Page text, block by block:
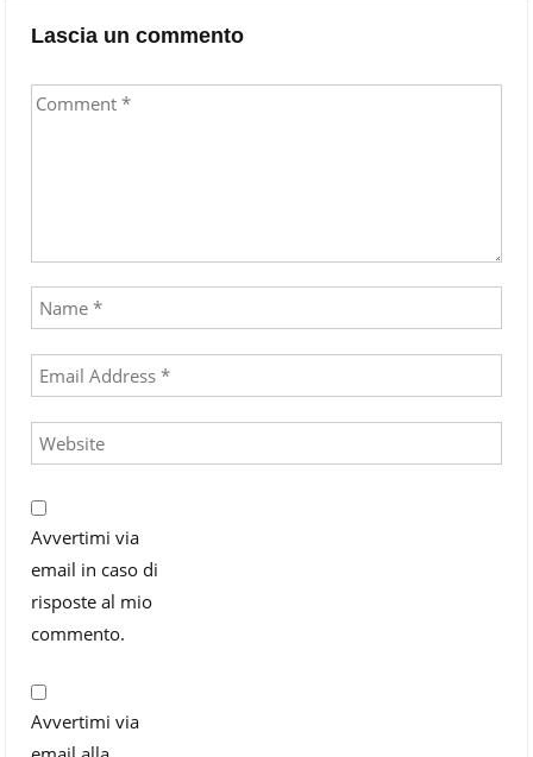
Lascia un commento
Avvertimi via
email in caso di
risposte al mio
commento.
Avvertimi via